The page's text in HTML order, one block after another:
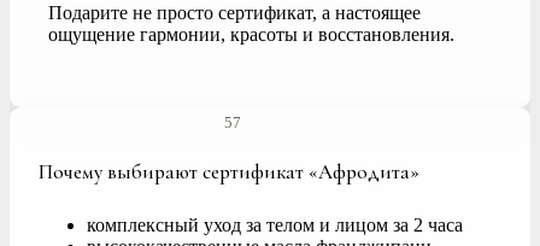
57
Подарите не просто сертификат, а настоящее
ощущение гармонии, красоты и восстановления.
Почему выбирают сертификат «Афродита»
комплексный уход за телом и лицом за 2 часа